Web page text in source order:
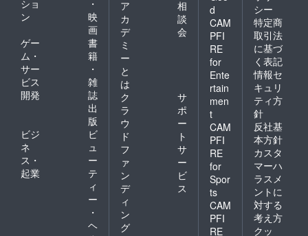
ショ
ン
・
映
画
ゲー
ム・
サー
ビス
開発
書
籍
・
雑
誌
出
版
ビジ
ネ
ス・
起業
ビ
ュ
ー
テ
ィ
ー
・
ヘ
ア
カ
デ
ミ
ー
と
は
相
談
会
ク
ラ
ウ
ド
フ
ァ
ン
デ
ィ
ン
グ
サ
ポ
ー
ト
サ
ー
ビ
ス
d
CAM
PFI
RE
for
Ente
rtain
men
t
CAM
PFI
RE
for
Spor
ts
CAM
PFI
RE
シー
特定商
取引法
に基づ
く表記
情報セ
キュリ
ティ方
針
反社基
本方針
カスタ
マーハ
ラスメ
ントに
対する
考え方
クッ